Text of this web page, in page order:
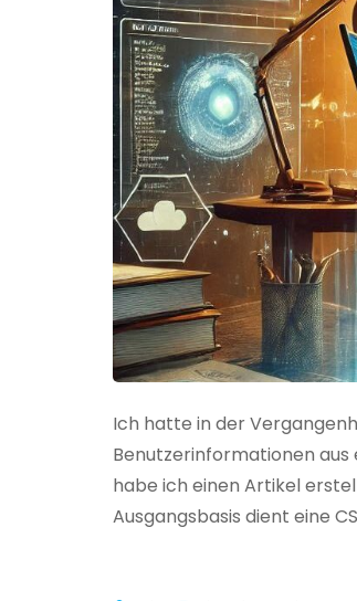
Ich hatte in der
Benutzerinformationen
habe ich einen Artikel
Ausgangsbasis dient eine